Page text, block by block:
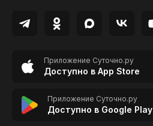
Приложение Суточно.ру
Доступно в App Store
Приложение Суточно.ру
Доступно в Google Play